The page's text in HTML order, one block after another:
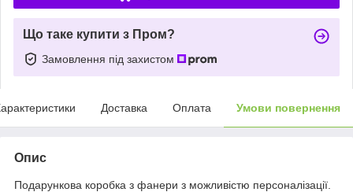
Що таке купити з Пром?
Замовлення під захистом
Доставка Оплата Умови повернення
Опис
Подарункова коробка з фанери з можливістю персоналізації.